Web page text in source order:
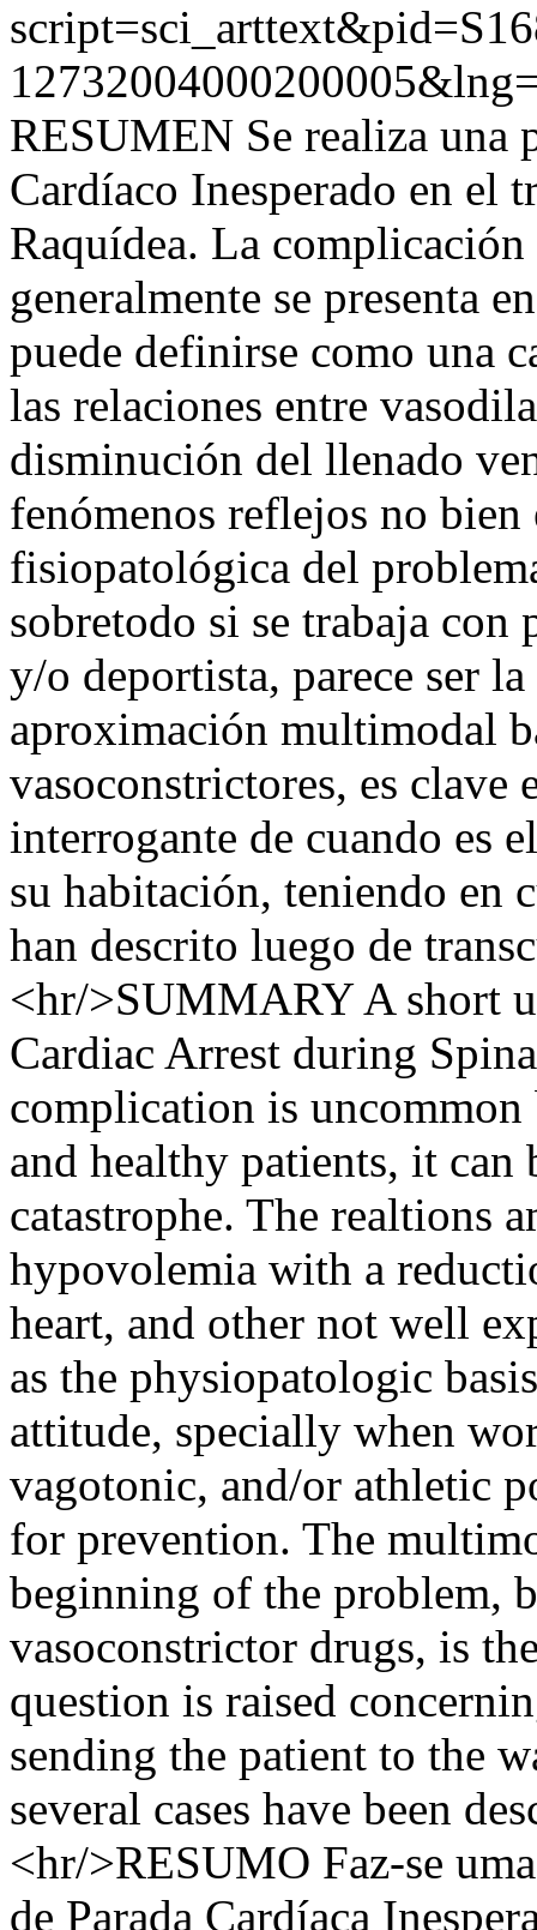
RESUMEN Se realiza una
Cardíaco Inesperado en el
Raquídea. La
generalmente se presenta
puede definirse como una
las relaciones entre
disminución del llenado
fenómenos reflejos no
fisiopatológica del
sobretodo si se trabaja
y/o deportista, parece ser
aproximación multimodal
vasoconstrictores, es clave
interrogante de cuando es
su habitación, teniendo en
han descrito luego de
<hr/>SUMMARY A short
Cardiac Arrest during
complication is
and healthy patients, it can
catastrophe. The realtions
hypovolemia with a
heart, and other not well
as the physiopatologic
attitude, specially when
vagotonic, and/or athletic
for prevention. The
beginning of the problem,
vasoconstrictor drugs, is
question is raised
sending the patient to the
several cases have been
<hr/>RESUMO Faz-se
de Parada Cardíaca